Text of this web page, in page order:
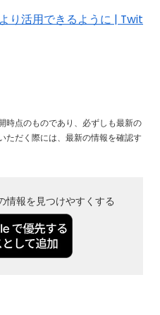
り活用できるように | Twit
時点のものであり、必ずしも最新の
ただく際には、最新の情報を確認す
報を見つけやすくする